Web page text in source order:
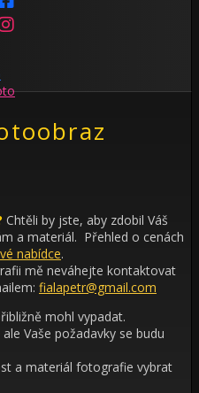
Chtěli by jste, aby zdobil Váš
a materiál. Přehled o cenách
nabídce.
mě neváhejte kontaktovat
fialapetr@gmail.com
mohl vypadat.
Vaše požadavky se budu
a materiál fotografie vybrat